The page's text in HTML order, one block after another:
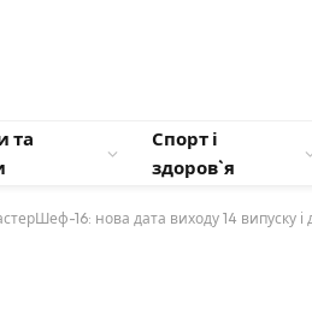
та
Спорт і
здоров`я
16: нова дата виходу 14 випуску